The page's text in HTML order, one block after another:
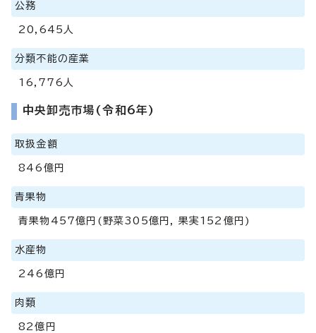
公務
20,645人
分類不能の産業
16,776人
中央卸売市場(令和6年)
取扱金額
846億円
青果物
青果物457億円(野菜305億円, 果実152億円)
水産物
246億円
肉類
82億円